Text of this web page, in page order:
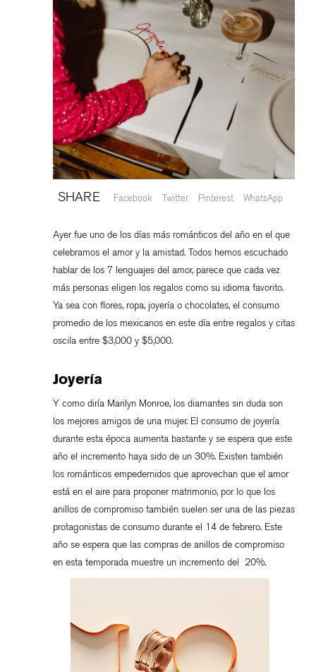
SHARE Facebook Twitter Pinterest WhatsApp
Ayer fue uno de los días más románticos del año en el que
celebramos el amor y la amistad. Todos hemos escuchado
hablar de los 7 lenguajes del amor, parece que cada vez
más personas eligen los regalos como su idioma favorito.
Ya sea con flores, ropa, joyería o chocolates, el consumo
promedio de los mexicanos en este día entre regalos y citas
oscila entre $3,000 y $5,000.
Joyería
Y como diría Marilyn Monroe, los diamantes sin duda son
los mejores amigos de una mujer. El consumo de joyería
durante esta época aumenta bastante y se espera que este
año el incremento haya sido de un 30%. Existen también
los románticos empedernidos que aprovechan que el amor
está en el aire para proponer matrimonio, por lo que los
anillos de compromiso también suelen ser una de las piezas
protagonistas de consumo durante el 14 de febrero. Este
año se espera que las compras de anillos de compromiso
en esta temporada muestre un incremento del 20%.